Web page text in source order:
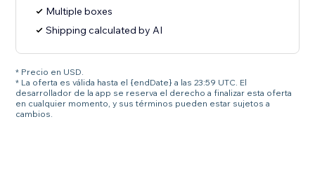
Multiple boxes
Shipping calculated by AI
* Precio en USD.
* La oferta es válida hasta el {endDate} a las 23:59 UTC. El
desarrollador de la app se reserva el derecho a finalizar esta oferta
en cualquier momento, y sus términos pueden estar sujetos a
cambios.